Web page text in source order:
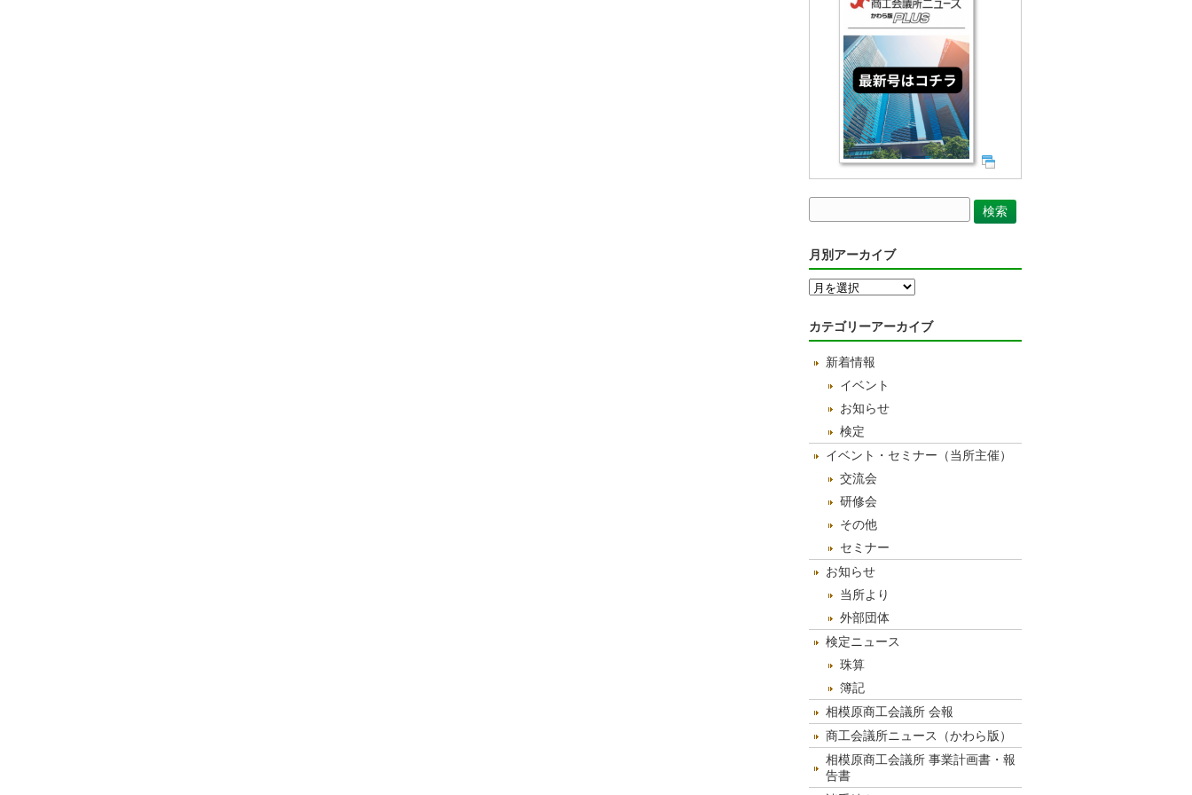
月別アーカイブ
月
ー
イ
カテゴリーアーカイブ
新着情報
イベント
お知らせ
検定
イベント・セミナー（当所主催）
交流会
研修会
その他
セミナー
お知らせ
当所より
外部団体
検定ニュース
珠算
簿記
相模原商工会議所 会報
商工会議所ニュース（かわら版）
相模原商工会議所 事業計画書・報
告書